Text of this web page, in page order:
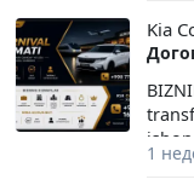
Suite
Kia
1